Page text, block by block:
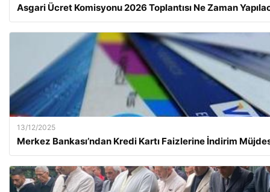
Asgari Ücret Komisyonu 2026 Toplantısı Ne Zaman
13/12/2025
Merkez Bankası’ndan Kredi Kartı Faizlerine İndirim